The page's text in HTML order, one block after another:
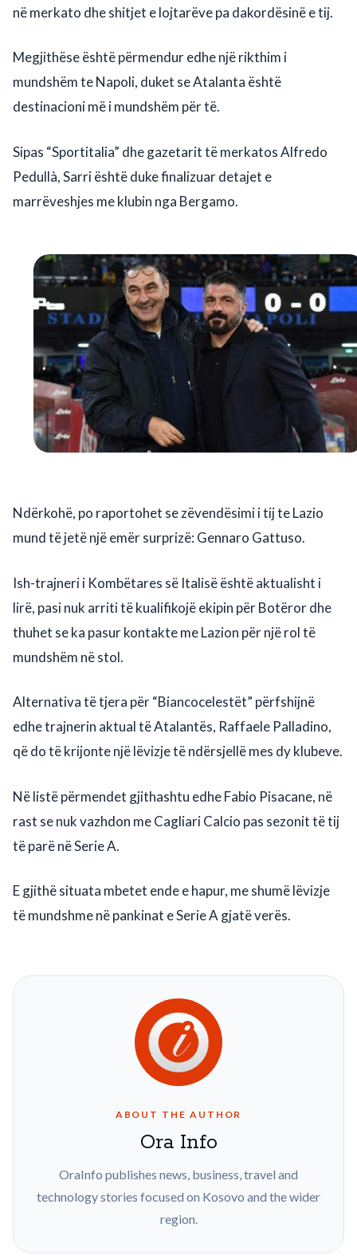
në merkato dhe shitjet e lojtarëve pa dakordësinë e tij.
Megjithëse është përmendur edhe një rikthim i
mundshëm te Napoli, duket se Atalanta është
destinacioni më i mundshëm për të.
Sipas “Sportitalia” dhe gazetarit të merkatos Alfredo
Pedullà, Sarri është duke finalizuar detajet e
marrëveshjes me klubin nga Bergamo.
Ndërkohë, po raportohet se zëvendësimi i tij te Lazio
mund të jetë një emër surprizë: Gennaro Gattuso.
Ish-trajneri i Kombëtares së Italisë është aktualisht i
lirë, pasi nuk arriti të kualifikojë ekipin për Botëror dhe
thuhet se ka pasur kontakte me Lazion për një rol të
mundshëm në stol.
Alternativa të tjera për “Biancocelestët” përfshijnë
edhe trajnerin aktual të Atalantës, Raffaele Palladino,
që do të krijonte një lëvizje të ndërsjellë mes dy klubeve.
Në listë përmendet gjithashtu edhe Fabio Pisacane, në
rast se nuk vazhdon me Cagliari Calcio pas sezonit të tij
të parë në Serie A.
E gjithë situata mbetet ende e hapur, me shumë lëvizje
të mundshme në pankinat e Serie A gjatë verës.
ABOUT THE AUTHOR
Ora Info
OraInfo publishes news, business, travel and
technology stories focused on Kosovo and the wider
region.